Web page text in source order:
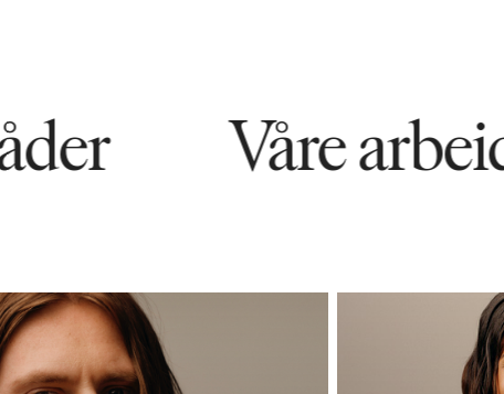
Våre